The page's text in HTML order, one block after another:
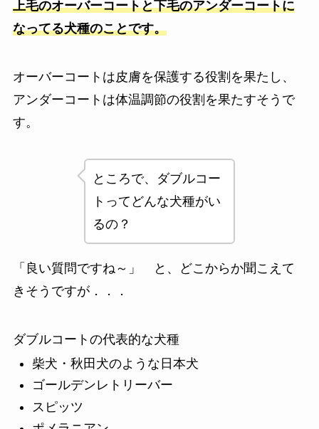
上毛のオーバーコートと下毛のアンダーコートに
なってる犬種のことです。
オーバーコートは皮膚を保護する役割を果たし、
アンダーコートは体温調節の役割を果たすそうで
す。
ところで、ダブルコー
トってどんな犬種がい
るの？
「良い質問ですね～」 と、どこからか聞こえて
きそうですが．．．
ダブルコートの代表的な犬種
柴犬・秋田犬のような日本犬
ゴールデンレトリーバー
スピッツ